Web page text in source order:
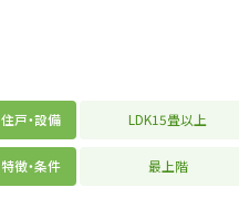
住戸・設備 LDK15畳以上
特徴・条件 最上階